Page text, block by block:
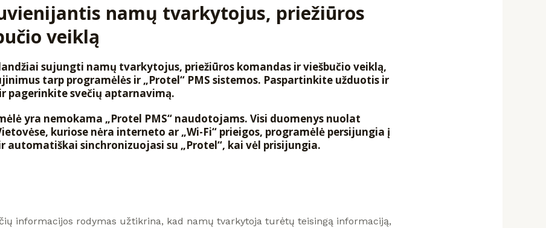
namų tvarkytojus, priežiūros
veiklą
sujungti namų tvarkytojus, priežiūros komandas ir viešbučio veiklą,
tarp programėlės ir „Protel“ PMS sistemos. Paspartinkite užduotis ir
pagerinkite svečių aptarnavimą.
yra nemokama „Protel PMS“ naudotojams. Visi duomenys nuolat
kuriose nėra interneto ar „Wi-Fi“ prieigos, programėlė persijungia į
automatiškai sinchronizuojasi su „Protel“, kai vėl prisijungia.
informacijos rodymas užtikrina, kad namų tvarkytoja turėtų teisingą informaciją,